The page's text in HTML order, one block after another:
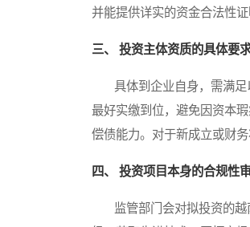
并能提供详实的资金合法性证
三、 投资主体资质的具体要
具体到企业自身，需满足
最好实缴到位，避免因资本
偿债能力。对于新成立或财
四、 投资项目本身的合规性
监管部门会对拟投资的越